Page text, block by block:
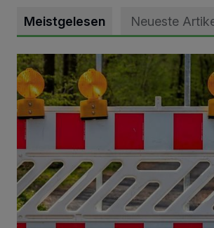
Meistgelesen Neueste
Vollsperrung der Talstraße in